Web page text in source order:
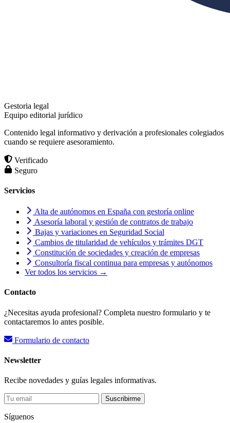
Gestoria legal
Equipo editorial jurídico
Contenido legal informativo y derivación a profesionales colegiados
cuando se requiere asesoramiento.
Verificado
Seguro
Servicios
Alta de autónomos en España con gestoría online
Asesoría laboral y gestión de contratos de trabajo
Bajas y variaciones en Seguridad Social
Cambios de titularidad de vehículos y trámites DGT
Constitución de sociedades y creación de empresas
Consultoría fiscal continua para empresas y autónomos
Ver todos los servicios →
Contacto
¿Necesitas ayuda profesional? Completa nuestro formulario y te
contactaremos lo antes posible.
Formulario de contacto
Newsletter
Recibe novedades y guías legales informativas.
Suscribirme
Síguenos